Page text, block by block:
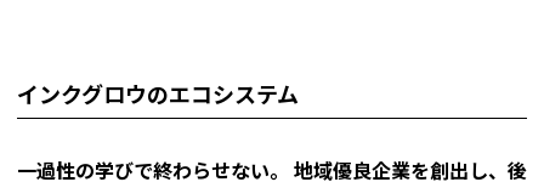
インクグロウのエコシステム
一過性の学びで終わらせない。 地域優良企業を創出し、後